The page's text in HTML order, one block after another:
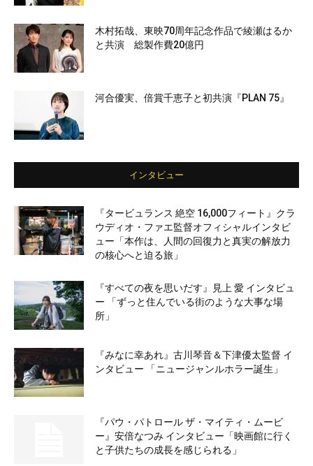
木村拓哉、東映70周年記念作品で綾瀬はるか
と共演 総製作費20億円
河合優実、倍賞千恵子と初共演『PLAN 75』
インタビュー
『タービュランス 絶空 16,000フィート』クラ
ウディオ・ファエ監督オフィシャルインタビ
ュー「本作は、人間の回復力と真実の解放力
の核心へと迫る旅」
『すべての夜を思いだす』見上 愛 インタビュ
ー 「ずっと住んでいる街のような大事な場
所」
『みなに幸あれ』古川琴音＆下津優太監督 イ
ンタビュー 「ニュージャンルホラー誕生」
『パウ・パトロール ザ・マイティ・ムービ
ー』安倍なつみ インタビュー「映画館に行く
と子供たちの成長を感じられる」